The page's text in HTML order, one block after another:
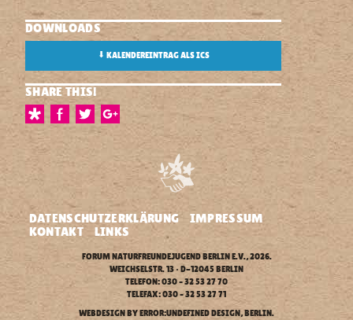
DOWNLOADS
⬇ KALENDEREINTRAG ALS ICS
SHARE THIS!
DATENSCHUTZERKLÄRUNG
IMPRESSUM
KONTAKT
LINKS
FORUM NATURFREUNDEJUGEND BERLIN E.V., 2026.
WEICHSELSTR. 13 • D-12045 BERLIN
TELEFON: 030 – 32 53 27 70
TELEFAX: 030 – 32 53 27 71
WEBDESIGN BY ERROR:UNDEFINED DESIGN , BERLIN.